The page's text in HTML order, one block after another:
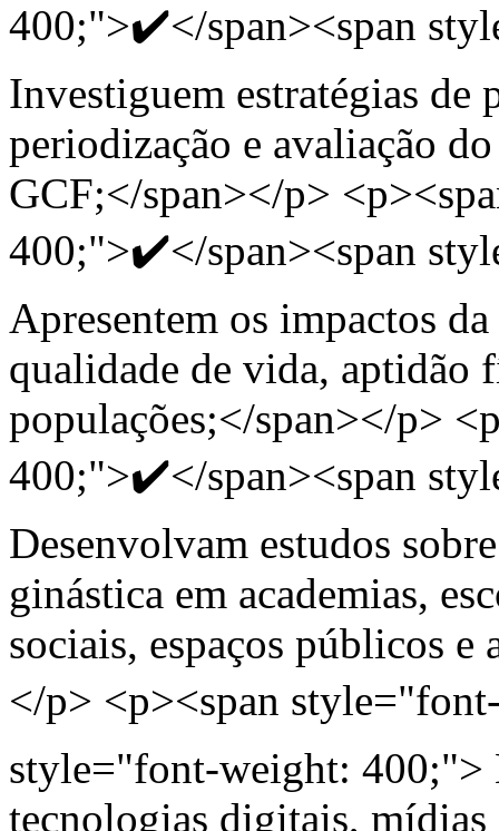
400;">✔️</span><span
Investiguem estratégias de
periodização e avaliação
GCF;</span></p>
400;">✔️</span><span
Apresentem os impactos
qualidade de vida, aptidão
populações;</span></p>
400;">✔️</span><span
Desenvolvam estudos
ginástica em academias,
sociais, espaços públicos
</p> <p><span
style="font-weight: 400;">
tecnologias digitais,